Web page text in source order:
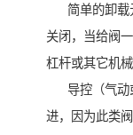
简单的卸载
关闭，当给阀
杠杆或其它机
导控（气动
进，因为此类